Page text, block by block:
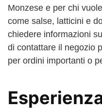
Monzese e per chi
come salse, latticini e
chiedere informazioni
di contattare il negozio
per ordini importanti o